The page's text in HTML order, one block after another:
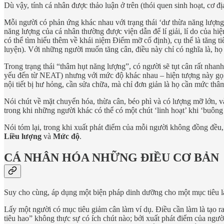
Dù vậy, tính cá nhân được thảo luận ở trên (thói quen sinh hoạt, cơ
Mỗi người có phản ứng khác nhau với trạng thái ‘dư thừa năng
năng lượng của cá nhân thường được viện dẫn để lí giải, lí do của
có thể tìm hiểu thêm về khái niệm Điểm mỡ cố định), cụ thể là tăng
luyện). Với những người muốn tăng cân, điều này chỉ có nghĩa là,
Trong trạng thái “thâm hụt năng lượng”, có người sẽ tụt cân rất
yếu đến từ NEAT) nhưng với mức độ khác nhau – hiện tượng này
nội tiết bị hư hỏng, cần sửa chữa, mà chỉ đơn giản là họ cần mức
Nói chút về mặt chuyển hóa, thừa cân, béo phì và có lượng mỡ lớn,
trong khi những người khác có thể có một chút ‘linh hoạt’ khi
Nói tóm lại, trong khi xuất phát điểm của mỗi người không đồng
Liều lượng và Mức độ.
CÁ NHÂN HÓA NHỮNG ĐIỀU CƠ BẢN
Suy cho cùng, áp dụng một biện pháp dinh dưỡng cho một mục tiêu
Lấy một người có mục tiêu giảm cân làm ví dụ. Điều cần làm là tạo
tiêu hao” không thực sự có ích chút nào; bởi xuất phát điểm của